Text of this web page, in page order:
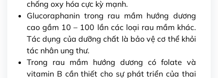
chống oxy hóa cực kỳ mạnh.
Glucoraphanin trong rau mầm hướng dương
cao gầm 10 – 100 lần các loại rau mầm khác.
Tác dụng của dưỡng chất là bảo vệ cơ thể khỏi
tác nhân ung thư.
Trong rau mầm hướng dương có folate và
vitamin B cần thiết cho sự phát triển của thai